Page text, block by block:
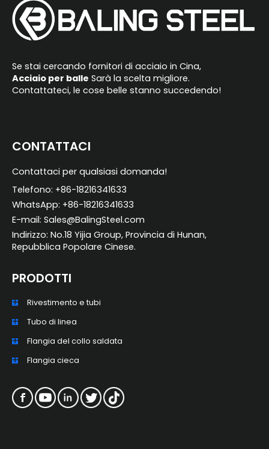
n
a
t
v
e
Se stai cercando fornitori di acciaio in Cina,
Acciaio per balle Sarà la scelta migliore.
Contattateci, le cose belle stanno succedendo!
CONTATTACI
Contattaci per qualsiasi domanda!
Telefono: +86-18216341633
WhatsApp: +86-18216341633
E-mail: Sales@BalingSteel.com
Indirizzo: No.18 Yijia Group, Provincia di Hunan,
Repubblica Popolare Cinese.
PRODOTTI
Rivestimento e tubi
Tubo di linea
Flangia del collo saldata
Flangia cieca